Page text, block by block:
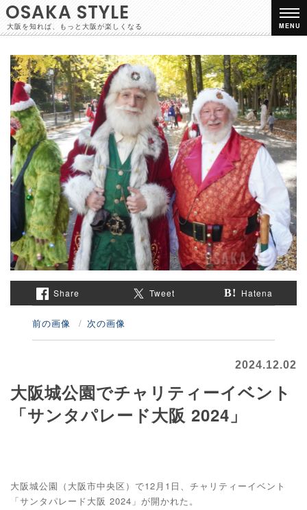
OSAKA STYLE
大阪を知れば、もっと大阪が楽しくなる MENU
Share Tweet Hatena
前の画像 次の画像
2024.12.02
大阪城公園でチャリティーイベント
「サンタパレード大阪 2024」
大阪城公園（大阪市中央区）で12月1日、チャリティーイベント
「サンタパレード大阪 2024」が開かれた。